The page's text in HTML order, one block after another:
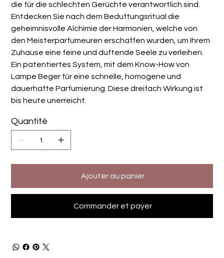
die für die schlechten Gerüchte verantwortlich sind.
Entdecken Sie nach dem Beduftungsritual die
geheimnisvolle Alchimie der Harmonien, welche von
den Meisterparfumeuren erschaffen wurden, um Ihrem
Zuhause eine feine und duftende Seele zu verleihen.
Ein patentiertes System, mit dem Know-How von
Lampe Beger für eine schnelle, homogene und
dauerhafte Parfumierung. Diese dreifach Wirkung ist
bis heute unerreicht.
Quantité
Ajouter au panier
Commander et payer